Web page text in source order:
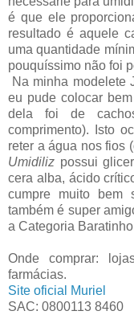
é que ele
resultado é aquele
uma quantidade
pouquíssimo não foi
Na minha modelete
eu pude colocar
dela foi de
comprimento). Isto
reter a água nos fios
Umidiliz possui
cera alba, ácido
cumpre muito bem
também é super
a Categoria
Onde comprar:
farmácias.
Site oficial Muriel
SAC: 0800113 8460